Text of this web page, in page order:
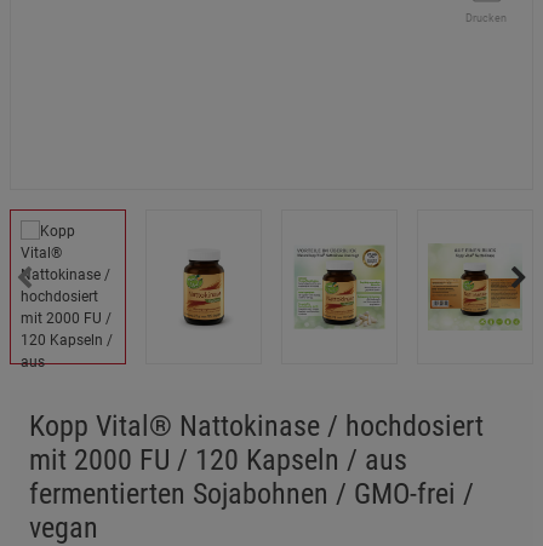
Drucken
Kopp Vital® Nattokinase / hochdosiert
mit 2000 FU / 120 Kapseln / aus
fermentierten Sojabohnen / GMO-frei /
vegan